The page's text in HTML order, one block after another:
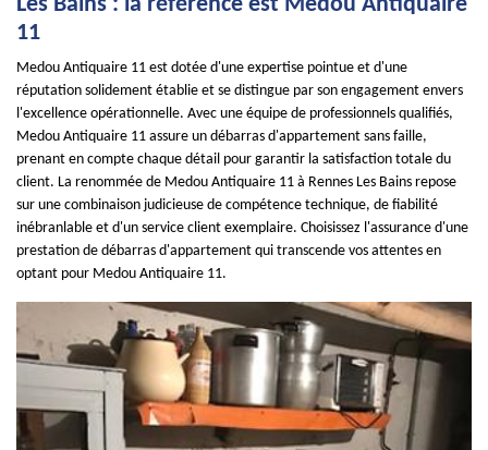
11
Medou Antiquaire 11 est dotée d'une expertise pointue et d'une
réputation solidement établie et se distingue par son engagement envers
l'excellence opérationnelle. Avec une équipe de professionnels qualifiés,
Medou Antiquaire 11 assure un débarras d'appartement sans faille,
prenant en compte chaque détail pour garantir la satisfaction totale du
client. La renommée de Medou Antiquaire 11 à Rennes Les Bains repose
sur une combinaison judicieuse de compétence technique, de fiabilité
inébranlable et d'un service client exemplaire. Choisissez l'assurance d'une
prestation de débarras d'appartement qui transcende vos attentes en
optant pour Medou Antiquaire 11.